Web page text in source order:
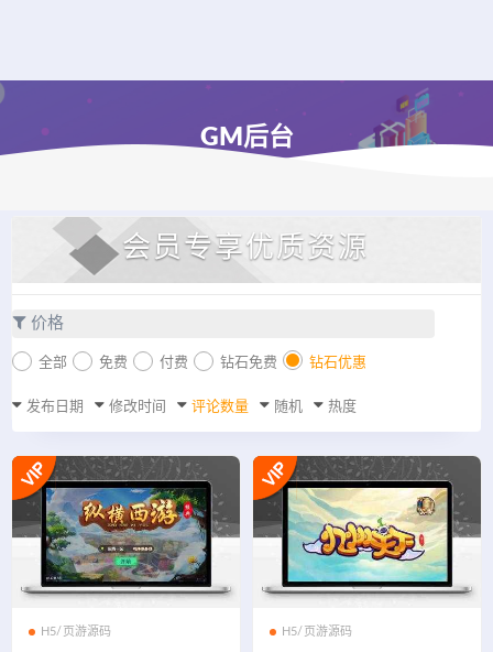
GM后台
会员专享优质资源
价格
全部 免费 付费 钻石免费 钻石优惠
发布日期 修改时间 评论数量 随机 热度
H5/页游源码 H5/页游源码